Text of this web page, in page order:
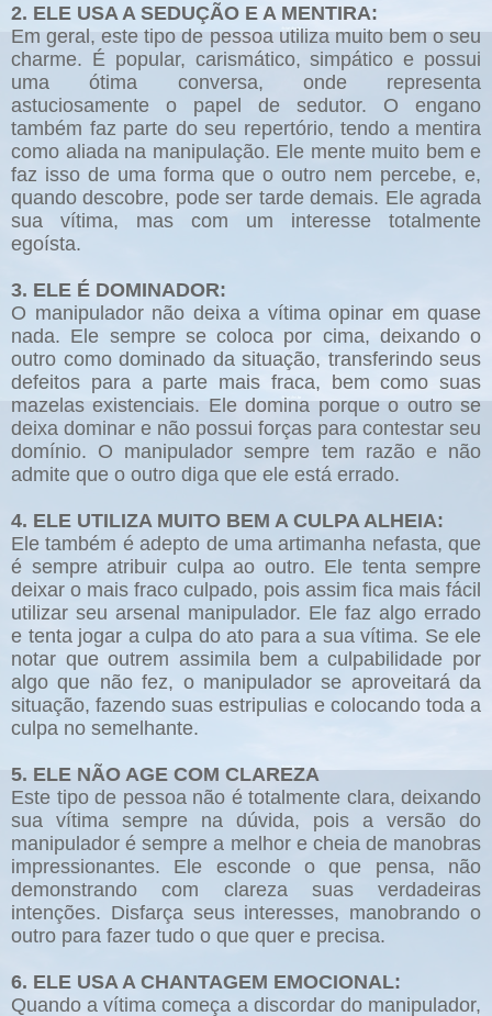
2. ELE USA A SEDUÇÃO E A MENTIRA:
Em geral, este tipo de pessoa utiliza muito bem o seu
charme. É popular, carismático, simpático e possui
uma ótima conversa, onde representa
astuciosamente o papel de sedutor. O engano
também faz parte do seu repertório, tendo a mentira
como aliada na manipulação. Ele mente muito bem e
faz isso de uma forma que o outro nem percebe, e,
quando descobre, pode ser tarde demais. Ele agrada
sua vítima, mas com um interesse totalmente
egoísta.
3. ELE É DOMINADOR:
O manipulador não deixa a vítima opinar em quase
nada. Ele sempre se coloca por cima, deixando o
outro como dominado da situação, transferindo seus
defeitos para a parte mais fraca, bem como suas
mazelas existenciais. Ele domina porque o outro se
deixa dominar e não possui forças para contestar seu
domínio. O manipulador sempre tem razão e não
admite que o outro diga que ele está errado.
4. ELE UTILIZA MUITO BEM A CULPA ALHEIA:
Ele também é adepto de uma artimanha nefasta, que
é sempre atribuir culpa ao outro. Ele tenta sempre
deixar o mais fraco culpado, pois assim fica mais fácil
utilizar seu arsenal manipulador. Ele faz algo errado
e tenta jogar a culpa do ato para a sua vítima. Se ele
notar que outrem assimila bem a culpabilidade por
algo que não fez, o manipulador se aproveitará da
situação, fazendo suas estripulias e colocando toda a
culpa no semelhante.
5. ELE NÃO AGE COM CLAREZA
Este tipo de pessoa não é totalmente clara, deixando
sua vítima sempre na dúvida, pois a versão do
manipulador é sempre a melhor e cheia de manobras
impressionantes. Ele esconde o que pensa, não
demonstrando com clareza suas verdadeiras
intenções. Disfarça seus interesses, manobrando o
outro para fazer tudo o que quer e precisa.
6. ELE USA A CHANTAGEM EMOCIONAL:
Quando a vítima começa a discordar do manipulador,